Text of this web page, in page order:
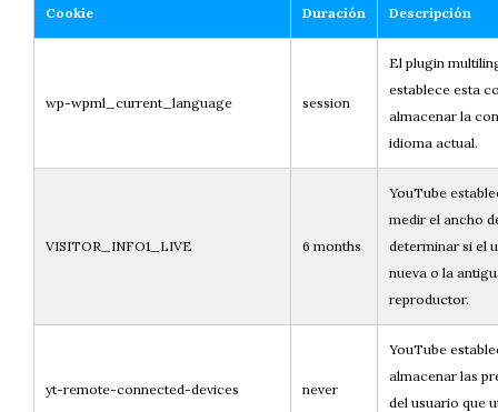
Cookie Duración Descripción
wp-wpml_current_language session
El plugin
establece esta
almacenar la
idioma actual.
VISITOR_INFO1_LIVE 6 months
YouTube
medir el ancho
determinar si el
nueva o la
reproductor.
yt-remote-connected-devices never
YouTube
almacenar las
del usuario que